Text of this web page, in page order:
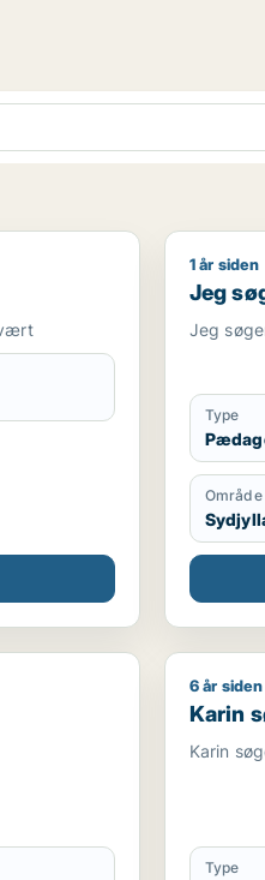
Jeg
1 år siden
Jeg
Jeg
Type
Område
Karin
6 år siden
Karin
Karin
Type